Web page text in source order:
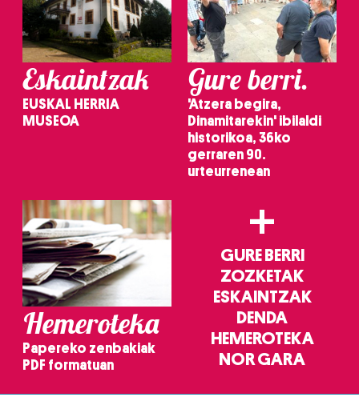
Eskaintzak
EUSKAL HERRIA
MUSEOA
Gure berri.
'Atzera begira,
Dinamitarekin' ibilaldi
historikoa, 36ko
gerraren 90.
urteurrenean
Hemeroteka
Papereko zenbakiak
PDF formatuan
+
GURE BERRI
ZOZKETAK
ESKAINTZAK
DENDA
HEMEROTEKA
NOR GARA